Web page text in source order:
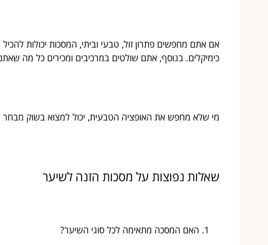
אם אתם מחפשים פתרון זול, טבעי וביתי, המסכות יכולות
כימיקלים. בנוסף, אתם שולטים במרכיבים ומכירים כל מה
מי שלא מחפש את האופציה הטבעית, יכול למצוא בשוק מבחר
שאלות נפוצות על מסכות הזנה לשיער
האם המסכה מתאימה לכל סוגי השיער?